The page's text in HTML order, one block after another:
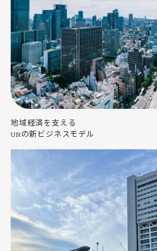
地域経済を支える
URの新ビジネスモデル